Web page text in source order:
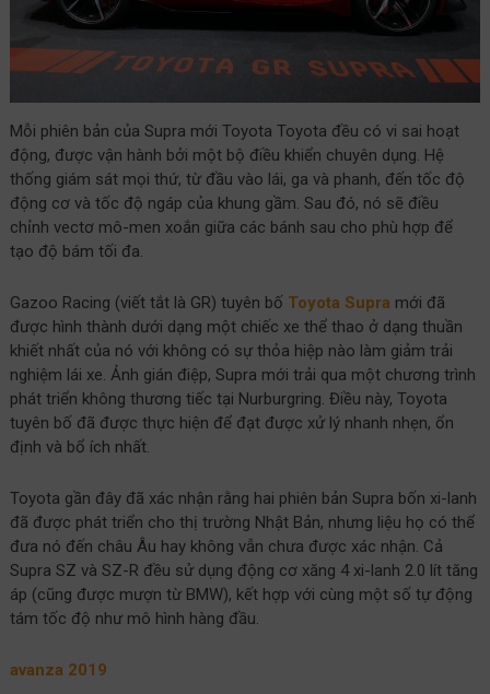
Mỗi phiên bản của Supra mới Toyota Toyota đều có vi sai hoạt
động, được vận hành bởi một bộ điều khiển chuyên dụng. Hệ
thống giám sát mọi thứ, từ đầu vào lái, ga và phanh, đến tốc độ
động cơ và tốc độ ngáp của khung gầm. Sau đó, nó sẽ điều
chỉnh vectơ mô-men xoắn giữa các bánh sau cho phù hợp để
tạo độ bám tối đa.
Gazoo Racing (viết tắt là GR) tuyên bố Toyota Supra mới đã
được hình thành dưới dạng một chiếc xe thể thao ở dạng thuần
khiết nhất của nó với không có sự thỏa hiệp nào làm giảm trải
nghiệm lái xe. Ảnh gián điệp, Supra mới trải qua một chương trình
phát triển không thương tiếc tại Nurburgring. Điều này, Toyota
tuyên bố đã được thực hiện để đạt được xử lý nhanh nhẹn, ổn
định và bổ ích nhất.
Toyota gần đây đã xác nhận rằng hai phiên bản Supra bốn xi-lanh
đã được phát triển cho thị trường Nhật Bản, nhưng liệu họ có thể
đưa nó đến châu Âu hay không vẫn chưa được xác nhận. Cả
Supra SZ và SZ-R đều sử dụng động cơ xăng 4 xi-lanh 2.0 lít tăng
áp (cũng được mượn từ BMW), kết hợp với cùng một số tự động
tám tốc độ như mô hình hàng đầu.
avanza 2019